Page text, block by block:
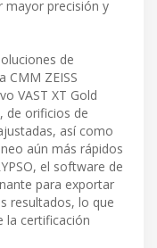
mayor precisión y
de
CMM ZEISS
VAST XT Gold
de orificios de
así como
aún más rápidos
el software de
para exportar
resultados, lo que
la certificación